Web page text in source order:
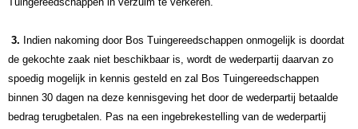
3. Indien nakoming door Bos Tuingereedschappen onmogelijk is doordat
de gekochte zaak niet beschikbaar is, wordt de wederpartij daarvan zo
spoedig mogelijk in kennis gesteld en zal Bos Tuingereedschappen
binnen 30 dagen na deze kennisgeving het door de wederpartij betaalde
bedrag terugbetalen. Pas na een ingebrekestelling van de wederpartij